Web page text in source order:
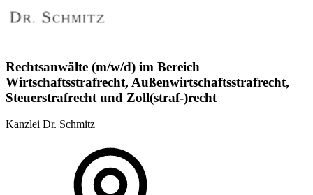
Rechtsanwälte (m/w/d) im Bereich
Wirtschaftsstrafrecht, Außenwirtschaftsstrafrecht,
Steuerstrafrecht und Zoll(straf-)recht
Kanzlei Dr. Schmitz